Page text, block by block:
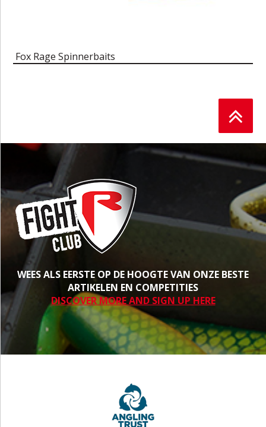
Fox Rage Spinnerbaits
WEES ALS EERSTE OP DE HOOGTE VAN ONZE BESTE
ARTIKELEN EN COMPETITIES
DISCOVER MORE AND SIGN UP HERE